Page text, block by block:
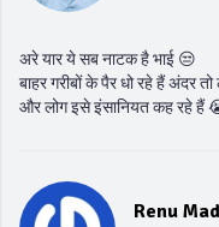
अरे यार ये सब नाटक है भाई 😒
बाहर गरीबों के पैर धो रहे हैं अंदर
और लोग इसे इंसानियत कह रहे हैं
Renu